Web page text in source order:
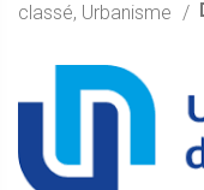
classé, Urbanisme